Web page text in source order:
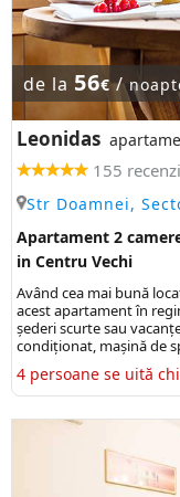
de la 56€/
Leonidas
155
Str Doamnei,
Apartament 2
in Centru Vechi
Având cea mai bună
acest apartament în
șederi scurte sau
condiționat, mașină de
4 persoane se uită